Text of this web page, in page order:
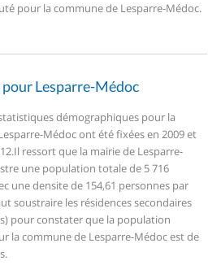
pour la commune de Lesparre-Médoc.
Lesparre-Médoc
démographiques pour la
Médoc ont été fixées en 2009 et
Il ressort que la mairie de Lesparre-
une population totale de 5 716
une densite de 154,61 personnes par
soustraire les résidences secondaires
pour constater que la population
la commune de Lesparre-Médoc est de